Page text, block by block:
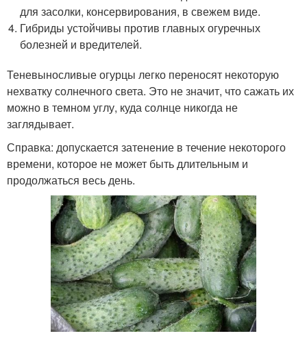
для засолки, консервирования, в свежем виде.
Гибриды устойчивы против главных огуречных
болезней и вредителей.
Теневыносливые огурцы легко переносят некоторую
нехватку солнечного света. Это не значит, что сажать их
можно в темном углу, куда солнце никогда не
заглядывает.
Справка: допускается затенение в течение некоторого
времени, которое не может быть длительным и
продолжаться весь день.